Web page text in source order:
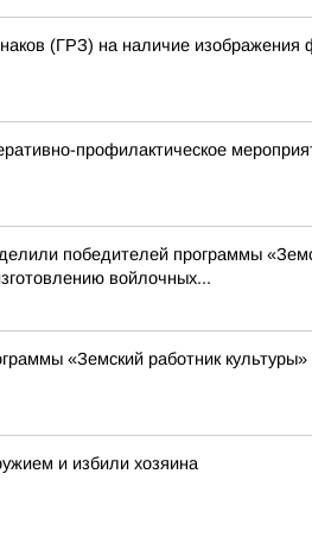
(ГРЗ) на наличие
профилактическое
победителей программы
войлочных...
«Земский работник культуры»
и избили хозяина